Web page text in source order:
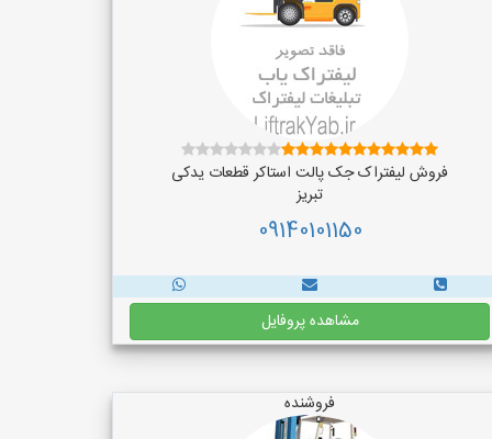
فروش لیفتراک جک پالت استاکر قطعات یدکی
تبریز
09140101150
مشاهده پروفایل
فروشنده